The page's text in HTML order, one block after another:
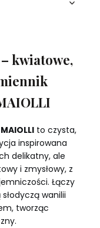
kwiatowe,
to czysta,
inspirowana
delikatny, ale
i zmysłowy, z
Łączy
wanilii
tworząc